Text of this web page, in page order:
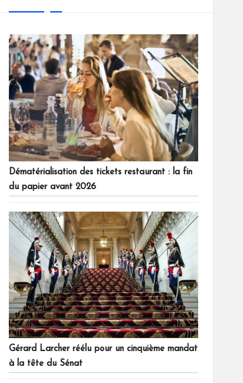
Dématérialisation des tickets restaurant : la fin
du papier avant 2026
Gérard Larcher réélu pour un cinquième mandat
à la tête du Sénat